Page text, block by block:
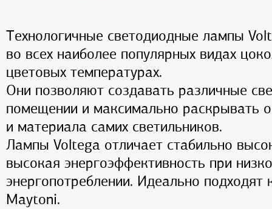
Технологичные светодиодные лампы
во всех наиболее популярных видах
цветовых температурах.
Они позволяют создавать различные
помещении и максимально раскрывать
и материала самих светильников.
Лампы Voltega отличает стабильно
высокая энергоэффективность при
энергопотреблении. Идеально подходят
Maytoni.